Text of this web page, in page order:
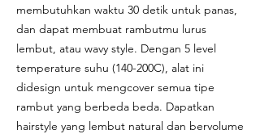
membutuhkan waktu 30 detik untuk panas,
dan dapat membuat rambutmu lurus
lembut, atau wavy style. Dengan 5 level
temperature suhu (140-200C), alat ini
didesign untuk mengcover semua tipe
rambut yang berbeda beda. Dapatkan
hairstyle yang lembut natural dan bervolume